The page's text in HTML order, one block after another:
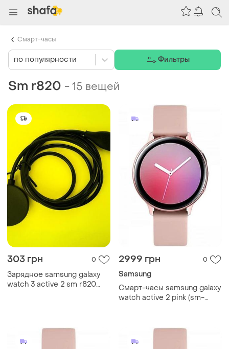
Sm r820 -15 вещей
303 грн 0
Зарядное samsung galaxy
watch 3 active 2 sm r820
2999 грн 0
Samsung
Смарт-часы samsung galaxy
watch active 2 pink (sm-
по популярности Фильтры
Смарт-часы